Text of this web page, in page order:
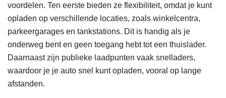
voordelen. Ten eerste bieden ze flexibiliteit, omdat je kunt
opladen op verschillende locaties, zoals winkelcentra,
parkeergarages en tankstations. Dit is handig als je
onderweg bent en geen toegang hebt tot een thuislader.
Daarnaast zijn publieke laadpunten vaak snelladers,
waardoor je je auto snel kunt opladen, vooral op lange
afstanden.